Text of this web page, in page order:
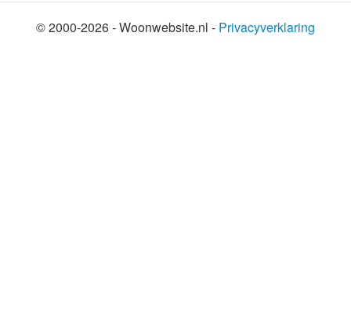
© 2000-2026 - Woonwebsite.nl - Privacyverklaring